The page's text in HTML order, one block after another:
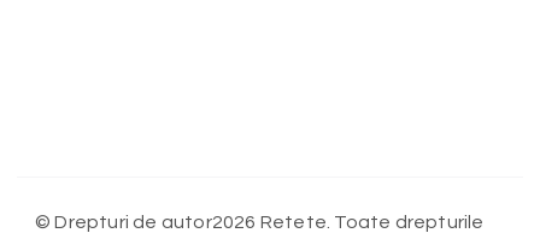
© Drepturi de autor2026 Retete. Toate drepturile